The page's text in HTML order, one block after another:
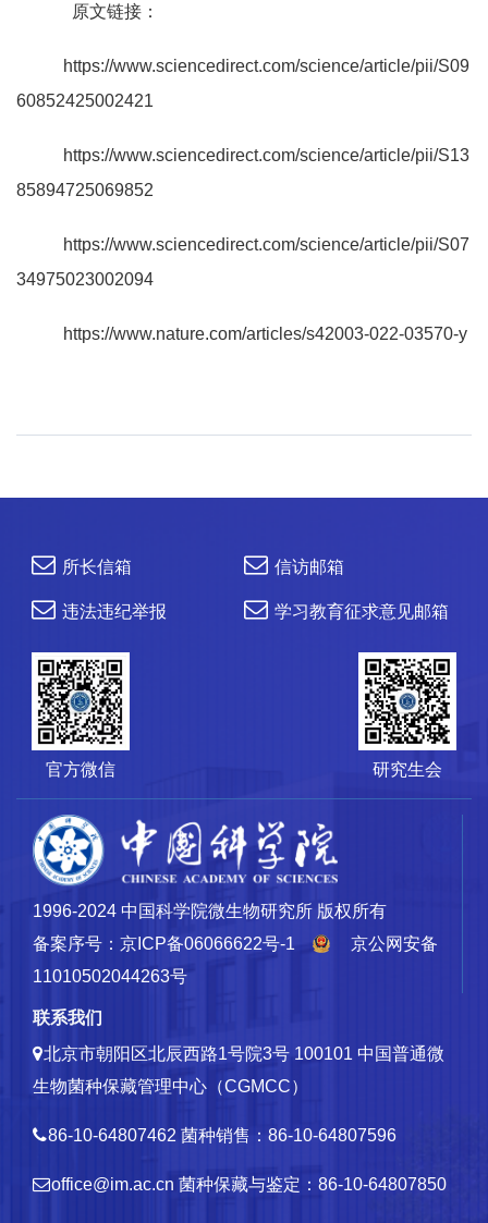
原文链接：
https://www.sciencedirect.com/science/article/pii/S09
60852425002421
https://www.sciencedirect.com/science/article/pii/S13
85894725069852
https://www.sciencedirect.com/science/article/pii/S07
34975023002094
https://www.nature.com/articles/s42003-022-03570-y
所长信箱 信访邮箱
违法违纪举报 学习教育征求意见邮箱
官方微信 研究生会
1996-2024 中国科学院微生物研究所 版权所有
备案序号：京ICP备06066622号-1
京公网安备
11010502044263号
联系我们
北京市朝阳区北辰西路1号院3号 100101 中国普通微
生物菌种保藏管理中心（CGMCC）
86-10-64807462 菌种销售：86-10-64807596
office@im.ac.cn 菌种保藏与鉴定：86-10-64807850